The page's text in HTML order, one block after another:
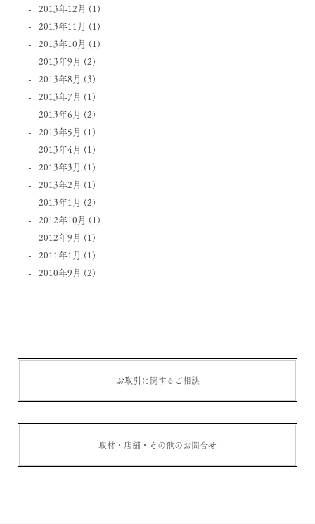
2013年12月 (1)
2013年11月 (1)
2013年10月 (1)
2013年9月 (2)
2013年8月 (3)
2013年7月 (1)
2013年6月 (2)
2013年5月 (1)
2013年4月 (1)
2013年3月 (1)
2013年2月 (1)
2013年1月 (2)
2012年10月 (1)
2012年9月 (1)
2011年1月 (1)
2010年9月 (2)
お取引に関するご相談
取材・店舗・その他のお問合せ